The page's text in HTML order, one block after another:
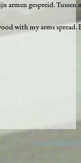
armen gespreid. Tussen
with my arms
© 2026 Danny